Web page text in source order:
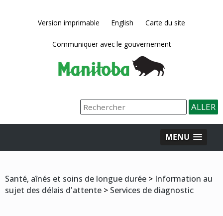
Version imprimable English Carte du site
Communiquer avec le gouvernement
MENU
Santé, aînés et soins de longue durée > Information au
sujet des délais d'attente > Services de diagnostic